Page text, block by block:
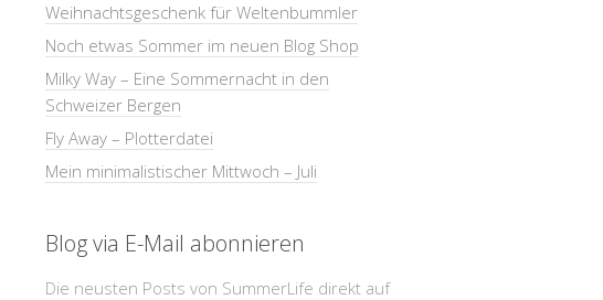
Weihnachtsgeschenk für Weltenbummler
Noch etwas Sommer im neuen Blog Shop
Milky Way – Eine Sommernacht in den
Schweizer Bergen
Fly Away – Plotterdatei
Mein minimalistischer Mittwoch – Juli
Blog via E-Mail abonnieren
Die neusten Posts von SummerLife direkt auf